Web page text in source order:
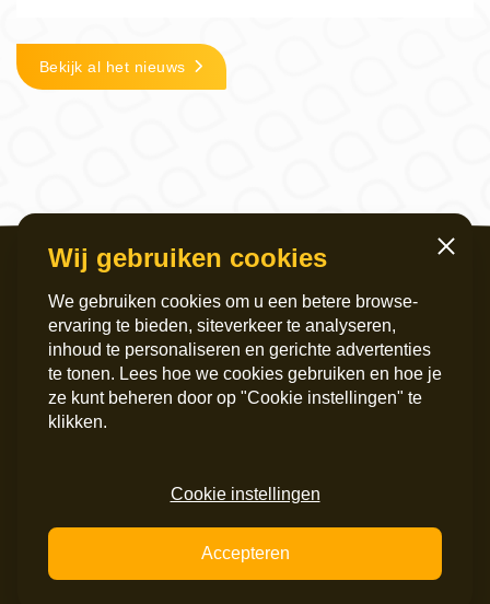
Bekijk al het nieuws
Servicekantoor
Griffeweg 4
Postadres
info@maripaan.nl
LinkedIn
Wij gebruiken cookies
We gebruiken cookies om u een betere browse-
ervaring te bieden, siteverkeer te analyseren,
inhoud te personaliseren en gerichte advertenties
te tonen. Lees hoe we cookies gebruiken en hoe je
ze kunt beheren door op "Cookie instellingen" te
klikken.
Sluiten
Cookie instellingen
Accepteren